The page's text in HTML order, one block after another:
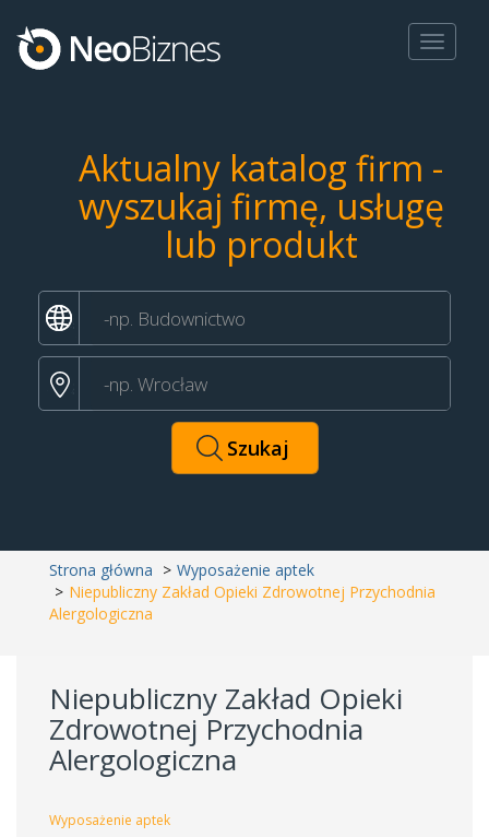
Toggle
Aktualny katalog firm -
wyszukaj firmę, usługę
lub produkt
Strona główna
Wyposażenie aptek
Niepubliczny Zakład Opieki Zdrowotnej Przychodnia
Alergologiczna
Niepubliczny Zakład Opieki
Zdrowotnej Przychodnia
Alergologiczna
Wyposażenie aptek